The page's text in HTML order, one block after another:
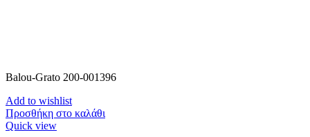
Balou-Grato 200-001396
Add to wishlist
Προσθήκη στο καλάθι
Quick view